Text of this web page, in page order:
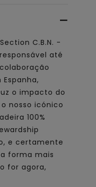
C.B.N. -
até
o impacto do
nosso icónico
100%
e certamente
forma mais
for agora,